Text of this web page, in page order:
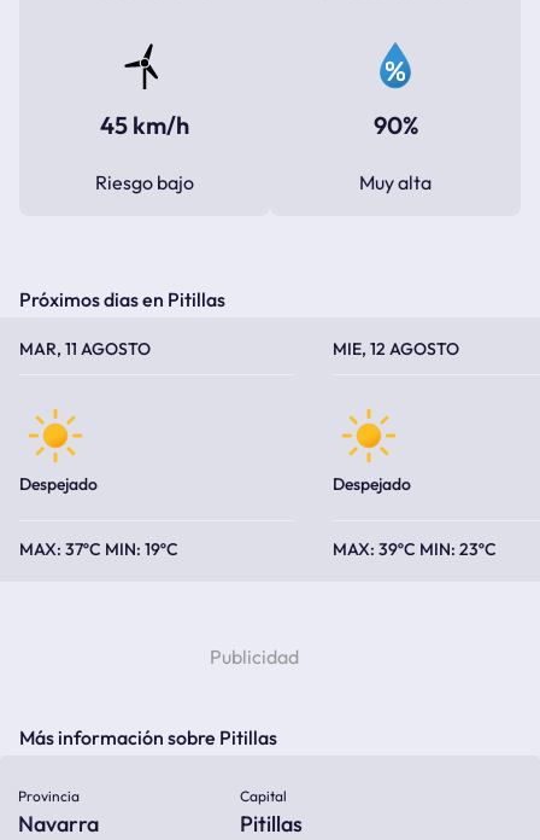
45 km/h
Riesgo bajo
90%
Muy alta
Próximos dias en Pitillas
MAR, 11 AGOSTO
Despejado
37ºC 19ºC
MIE, 12 AGOSTO
Despejado
39ºC 23ºC
Más información sobre Pitillas
Provincia
Navarra
Capital
Pitillas